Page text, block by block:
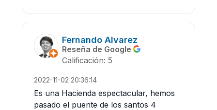
Fernando Alvarez
Reseña de Google
Calificación: 5
2022-11-02 20:36:14
Es una Hacienda espectacular, hemos
pasado el puente de los santos 4